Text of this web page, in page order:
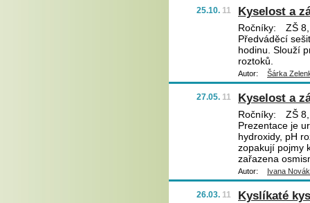
25.10. 11 Kyselost a
Ročníky:
ZŠ 8,
Předváděcí
hodinu. Slouží
roztoků.
Autor: Šárka
27.05. 11 Kyselost a
Ročníky:
ZŠ
Prezentace je
hydroxidy, pH
zopakují pojmy
zařazena
Autor: Ivana
26.03. 11 Kyslíkaté